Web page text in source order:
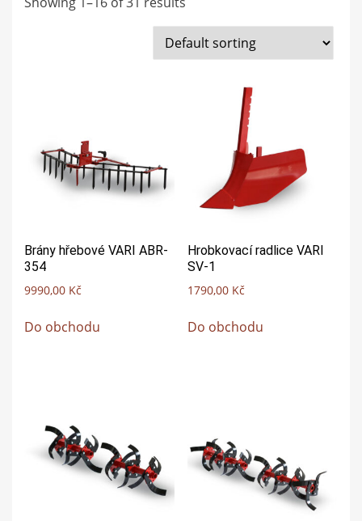
Brány hřebové VARI ABR-
354
9990,00 Kč
Do obchodu
Hrobkovací radlice VARI
SV-1
1790,00 Kč
Do obchodu